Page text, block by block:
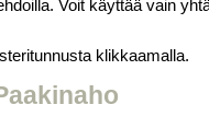
Voit käyttää vain
klikkaamalla.